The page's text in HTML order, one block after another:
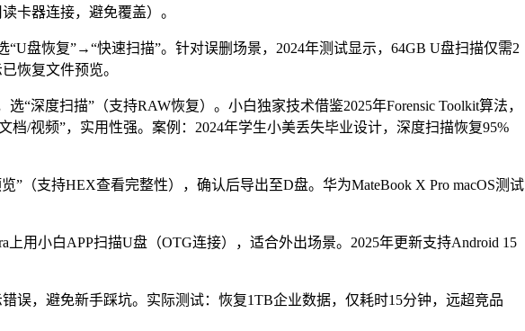
卡器连接，避免覆盖）。
“U盘恢复”→“快速扫描”。针对误删场景，2024年测试显示，64GB U盘扫描仅需2
恢复文件预览。
“深度扫描”（支持RAW恢复）。小白独家技术借鉴2025年Forensic Toolkit算法，
档/视频”，实用性强。案例：2024年学生小美丢失毕业设计，深度扫描恢复95%
”（支持HEX查看完整性），确认后导出至D盘。华为MateBook X Pro macOS测试
上用小白APP扫描U盘（OTG连接），适合外出场景。2025年更新支持Android 15
误，避免新手踩坑。实际测试：恢复1TB企业数据，仅耗时15分钟，远超竞品